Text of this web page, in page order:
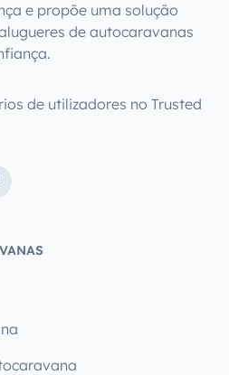
e propõe uma solução
de autocaravanas
de utilizadores no Trusted